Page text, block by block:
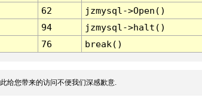
62
jzmysql->Open()
94
jzmysql->halt()
76 break()
给您带来的访问不便我们深感歉意.